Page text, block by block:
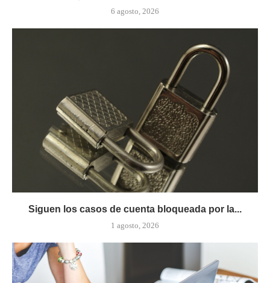
6 agosto, 2026
Siguen los casos de cuenta bloqueada por la...
1 agosto, 2026